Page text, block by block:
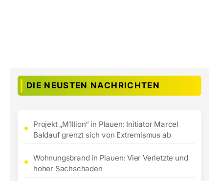
DIE NEUSTEN NACHRICHTEN
Projekt „M1llion“ in Plauen: Initiator Marcel
Baldauf grenzt sich von Extremismus ab
Wohnungsbrand in Plauen: Vier Verletzte und
hoher Sachschaden